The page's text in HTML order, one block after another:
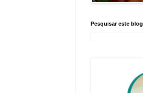
Pesquisar este blog